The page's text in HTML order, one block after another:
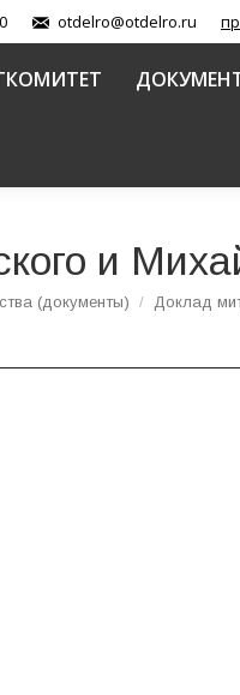
otdelro@otdelro.ru
и
(документы) Доклад